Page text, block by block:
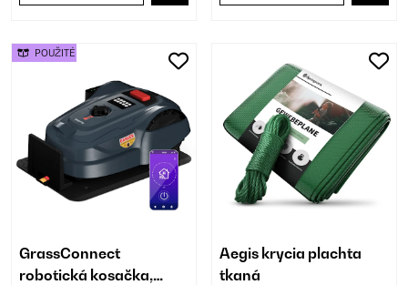
GrassConnect
robotická kosačka,
POUŽITÉ
Aegis krycia plachta
tkaná